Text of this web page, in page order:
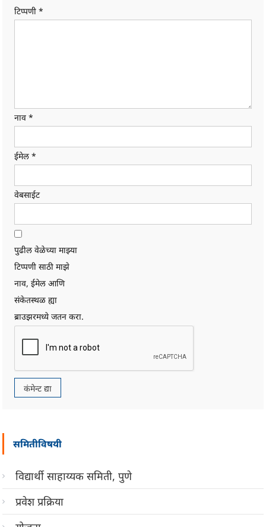
टिप्पणी*
नाव*
ईमेल*
वेबसाईट
पुढील वेळेच्या माझ्या
टिप्पणी साठी माझे
नाव, ईमेल आणि
संकेतस्थळ ह्या
ब्राउझरमध्ये जतन करा.
समितीविषयी
विद्यार्थी साहाय्यक समिती, पुणे
प्रवेश प्रक्रिया